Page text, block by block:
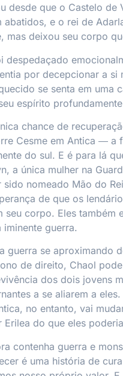
desde que o Castelo de
abatidos, e o rei de
mas deixou seu corpo
despedaçado
por decepcionar a si
se senta em uma
espírito
chance de
Cesme em Antica ― a
do sul. E é para lá
a única mulher na
sido nomeado Mão do
de que os
seu corpo. Eles também
iminente guerra.
guerra se aproximando
de direito, Chaol
dos dois jovens
a se aliarem a
no entanto, vai
Erilea do que eles
contenha guerra e
é uma história de